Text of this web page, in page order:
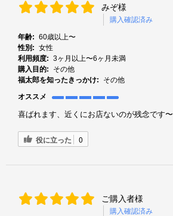
みぞ様
購入確認済み
年齢: 60歳以上〜
性別: 女性
利用頻度: 3ヶ月以上〜6ヶ月未満
購入目的:
その他
福太郎を知ったきっかけ:
その他
オススメ
喜ばれます、近くにお店ないのが残念です〜
役に立った 0
ご購入者様
購入確認済み